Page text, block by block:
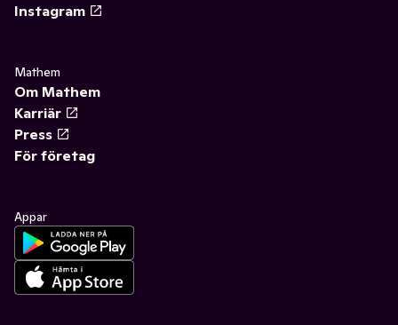
Instagram
Mathem
Om Mathem
Karriär
Press
För företag
Appar